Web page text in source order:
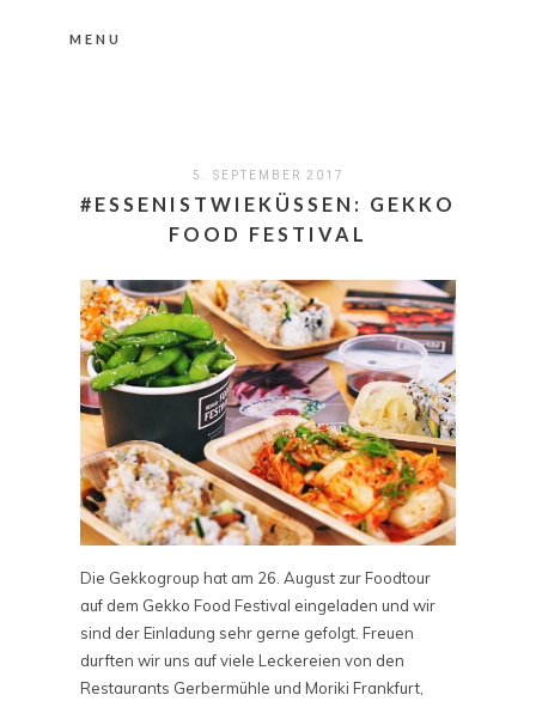
MENU
5. SEPTEMBER 2017
#ESSENISTWIEKÜSSEN: GEKKO
FOOD FESTIVAL
Die Gekkogroup hat am 26. August zur Foodtour
auf dem Gekko Food Festival eingeladen und wir
sind der Einladung sehr gerne gefolgt. Freuen
durften wir uns auf viele Leckereien von den
Restaurants Gerbermühle und Moriki Frankfurt,